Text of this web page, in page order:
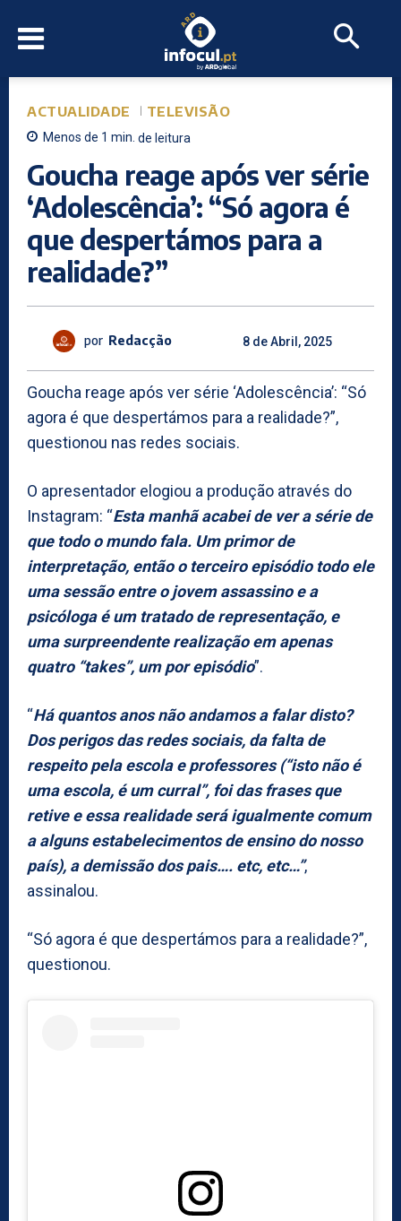
ACTUALIDADE TELEVISÃO
Menos de 1 min. de leitura
Goucha reage após ver série
‘Adolescência’: “Só agora é
que despertámos para a
realidade?”
por Redacção 8 de Abril, 2025
Goucha reage após ver série ‘Adolescência’: “Só
agora é que despertámos para a realidade?”,
questionou nas redes sociais.
O apresentador elogiou a produção através do
Instagram: “Esta manhã acabei de ver a série de
que todo o mundo fala. Um primor de
interpretação, então o terceiro episódio todo ele
uma sessão entre o jovem assassino e a
psicóloga é um tratado de representação, e
uma surpreendente realização em apenas
quatro “takes”, um por episódio”.
“Há quantos anos não andamos a falar disto?
Dos perigos das redes sociais, da falta de
respeito pela escola e professores (“isto não é
uma escola, é um curral”, foi das frases que
retive e essa realidade será igualmente comum
a alguns estabelecimentos de ensino do nosso
país), a demissão dos pais…. etc, etc…”,
assinalou.
“Só agora é que despertámos para a realidade?”,
questionou.